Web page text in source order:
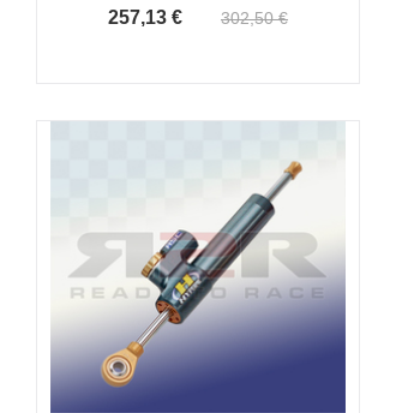
257,13 € 302,50 €